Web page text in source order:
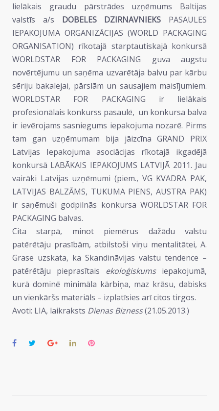
lielākais graudu pārstrādes uzņēmums Baltijas
valstīs a/s DOBELES DZIRNAVNIEKS PASAULES
IEPAKOJUMA ORGANIZĀCIJAS (WORLD PACKAGING
ORGANISATION) rīkotajā starptautiskajā konkursā
WORLDSTAR FOR PACKAGING guva augstu
novērtējumu un saņēma uzvarētāja balvu par kārbu
sēriju bakalejai, pārslām un sausajiem maisījumiem.
WORLDSTAR FOR PACKAGING ir lielākais
profesionālais konkurss pasaulē, un konkursa balva
ir ievērojams sasniegums iepakojuma nozarē. Pirms
tam gan uzņēmumam bija jāizcīna GRAND PRIX
Latvijas Iepakojuma asociācijas rīkotajā ikgadējā
konkursā LABĀKAIS IEPAKOJUMS LATVIJĀ 2011. Jau
vairāki Latvijas uzņēmumi (piem., VG KVADRA PAK,
LATVIJAS BALZĀMS, TUKUMA PIENS, AUSTRA PAK)
ir saņēmuši godpilnās konkursa WORLDSTAR FOR
PACKAGING balvas.
Cita starpā, minot piemērus dažādu valstu
patērētāju prasībām, atbilstoši viņu mentalitātei, A.
Grase uzskata, ka Skandināvijas valstu tendence –
patērētāju pieprasītais ekoloģiskums iepakojumā,
kurā dominē minimāla kārbiņa, maz krāsu, dabisks
un vienkāršs materiāls – izplatīsies arī citos tirgos.
Avoti: LIA, laikraksts Dienas Bizness(21.05.2013.)
Facebook
TwitterGoogle+LinkedInPinterest